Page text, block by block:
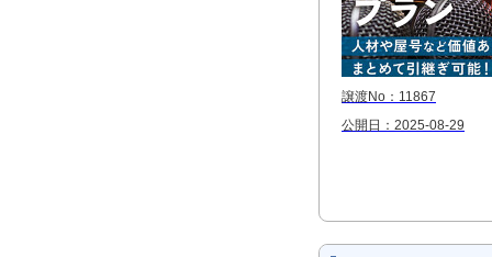
譲渡No：11867
公開日：2025-08-29